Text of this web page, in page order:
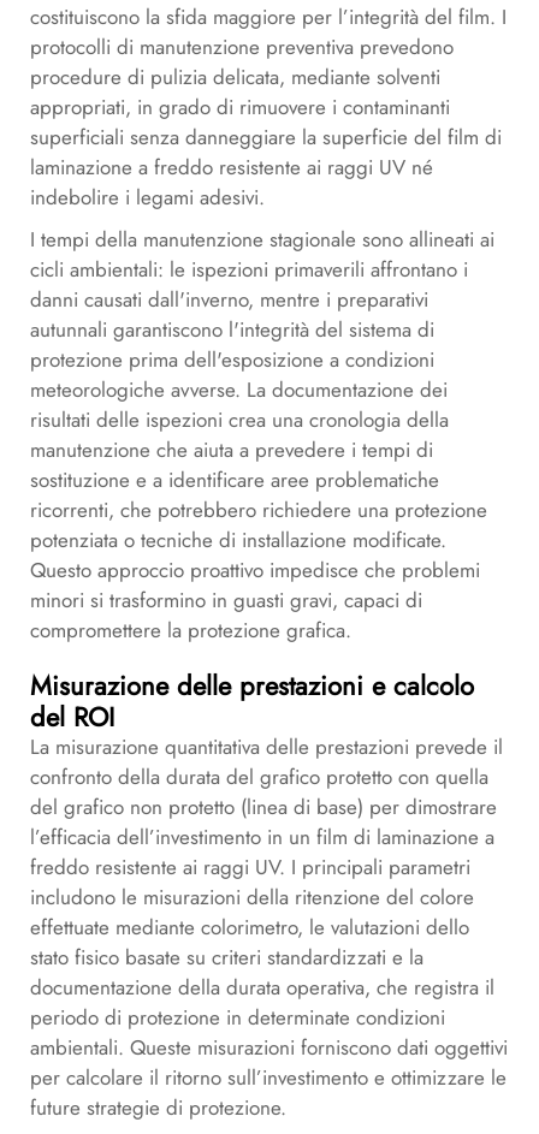
costituiscono la sfida maggiore per l’integrità del film. I
protocolli di manutenzione preventiva prevedono
procedure di pulizia delicata, mediante solventi
appropriati, in grado di rimuovere i contaminanti
superficiali senza danneggiare la superficie del film di
laminazione a freddo resistente ai raggi UV né
indebolire i legami adesivi.
I tempi della manutenzione stagionale sono allineati ai
cicli ambientali: le ispezioni primaverili affrontano i
danni causati dall'inverno, mentre i preparativi
autunnali garantiscono l'integrità del sistema di
protezione prima dell'esposizione a condizioni
meteorologiche avverse. La documentazione dei
risultati delle ispezioni crea una cronologia della
manutenzione che aiuta a prevedere i tempi di
sostituzione e a identificare aree problematiche
ricorrenti, che potrebbero richiedere una protezione
potenziata o tecniche di installazione modificate.
Questo approccio proattivo impedisce che problemi
minori si trasformino in guasti gravi, capaci di
compromettere la protezione grafica.
Misurazione delle prestazioni e calcolo
del ROI
La misurazione quantitativa delle prestazioni prevede il
confronto della durata del grafico protetto con quella
del grafico non protetto (linea di base) per dimostrare
l’efficacia dell’investimento in un film di laminazione a
freddo resistente ai raggi UV. I principali parametri
includono le misurazioni della ritenzione del colore
effettuate mediante colorimetro, le valutazioni dello
stato fisico basate su criteri standardizzati e la
documentazione della durata operativa, che registra il
periodo di protezione in determinate condizioni
ambientali. Queste misurazioni forniscono dati oggettivi
per calcolare il ritorno sull’investimento e ottimizzare le
future strategie di protezione.